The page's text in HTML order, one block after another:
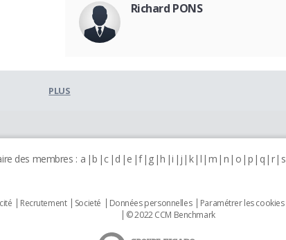
Richard PONS
PLUS
des membres : a b c d e f g h i j k l m n o p q r s
Recrutement Societé Données personnelles Paramétrer les cookies
© 2022 CCM Benchmark